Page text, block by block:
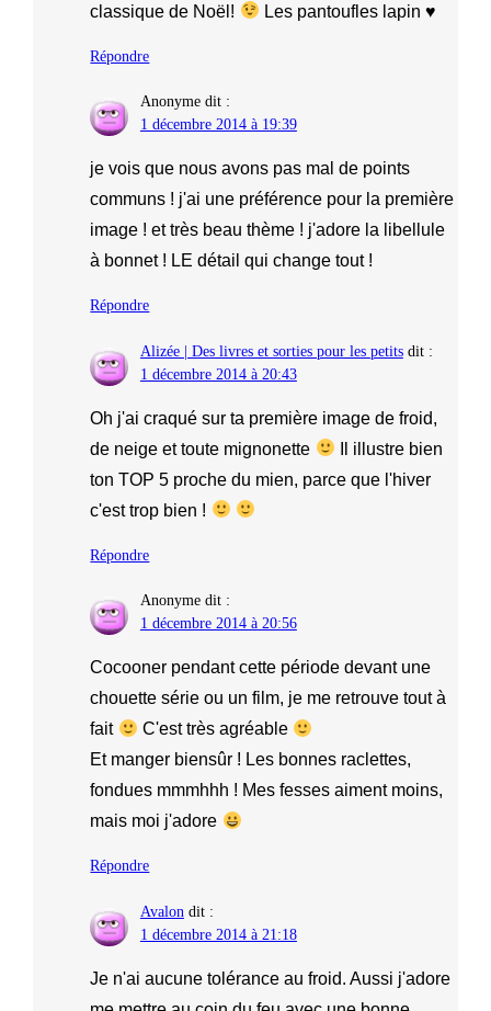
classique de Noël!
Les pantoufles lapin ♥
Répondre
Anonyme dit :
1 décembre 2014 à 19:39
je vois que nous avons pas mal de points
communs ! j'ai une préférence pour la première
image ! et très beau thème ! j'adore la libellule
à bonnet ! LE détail qui change tout !
Répondre
Alizée | Des livres et sorties pour les petits dit :
1 décembre 2014 à 20:43
Oh j'ai craqué sur ta première image de froid,
de neige et toute mignonette
Il illustre bien
ton TOP 5 proche du mien, parce que l'hiver
c'est trop bien !
Répondre
Anonyme dit :
1 décembre 2014 à 20:56
Cocooner pendant cette période devant une
chouette série ou un film, je me retrouve tout à
fait
C'est très agréable
Et manger biensûr ! Les bonnes raclettes,
fondues mmmhhh ! Mes fesses aiment moins,
mais moi j'adore
Répondre
Avalon dit :
1 décembre 2014 à 21:18
Je n'ai aucune tolérance au froid. Aussi j'adore